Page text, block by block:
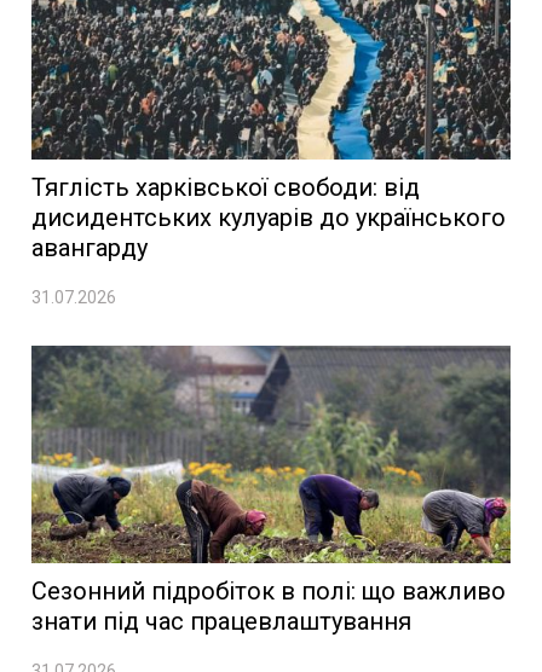
Тяглість харківської свободи: від
дисидентських кулуарів до українського
авангарду
31.07.2026
Сезонний підробіток в полі: що важливо
знати під час працевлаштування